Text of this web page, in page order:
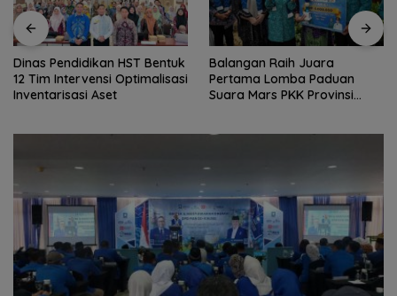
Dinas Pendidikan HST Bentuk
12 Tim Intervensi Optimalisasi
Inventarisasi Aset
Balangan Raih Juara
Pertama Lomba Paduan
Suara Mars PKK Provinsi